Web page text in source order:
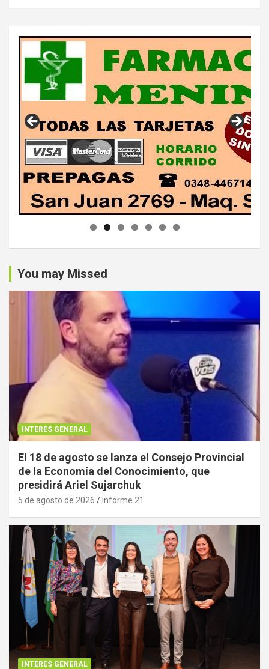
You may Missed
INTERES GENERAL
El 18 de agosto se lanza el Consejo Provincial
de la Economía del Conocimiento, que
presidirá Ariel Sujarchuk
5 de agosto de 2026 Informe 21
INTERES GENERAL